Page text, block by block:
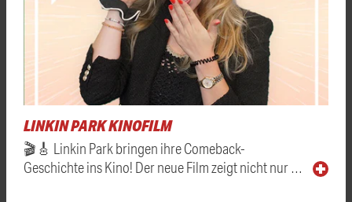
LINKIN PARK KINOFILM
🎬🎸 Linkin Park bringen ihre Comeback-
Geschichte ins Kino! Der neue Film zeigt nicht nur …